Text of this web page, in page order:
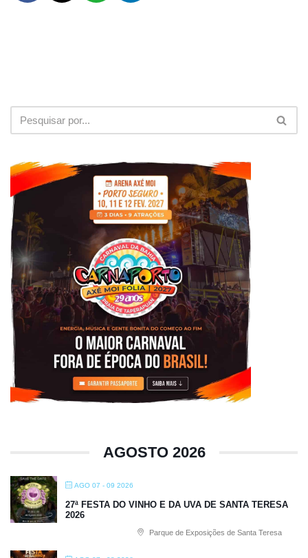
AGOSTO 2026
AGO 07 - 09 2026
27ª FESTA DO VINHO E DA UVA DE SANTA TERESA
2026
Parque de Exposições de Santa Teresa